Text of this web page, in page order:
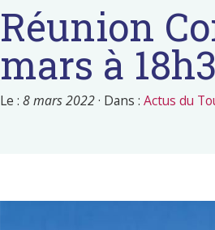
Réunion
mars à
Le : 8 mars 2022· Dans : Actus du